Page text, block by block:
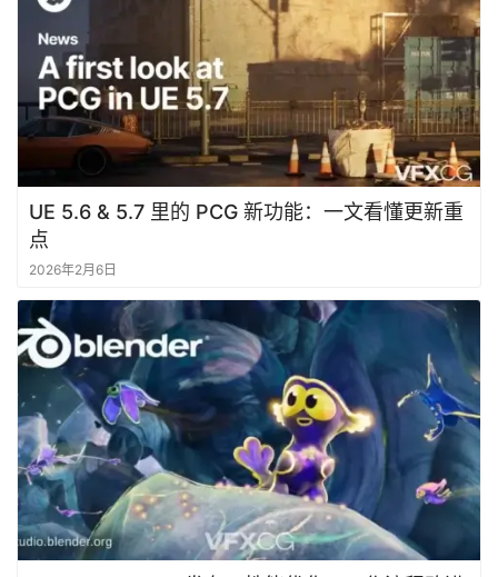
UE 5.6 & 5.7 里的 PCG 新功能：一文看懂更新重
点
2026年2月6日